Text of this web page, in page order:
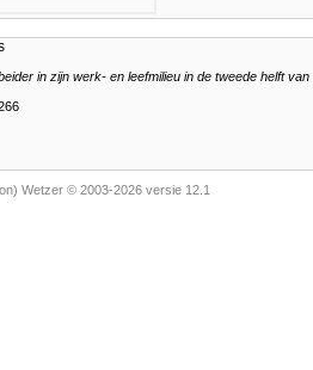
in zijn werk- en leefmilieu in de tweede helft
Wetzer © 2003-2026 versie 12.1